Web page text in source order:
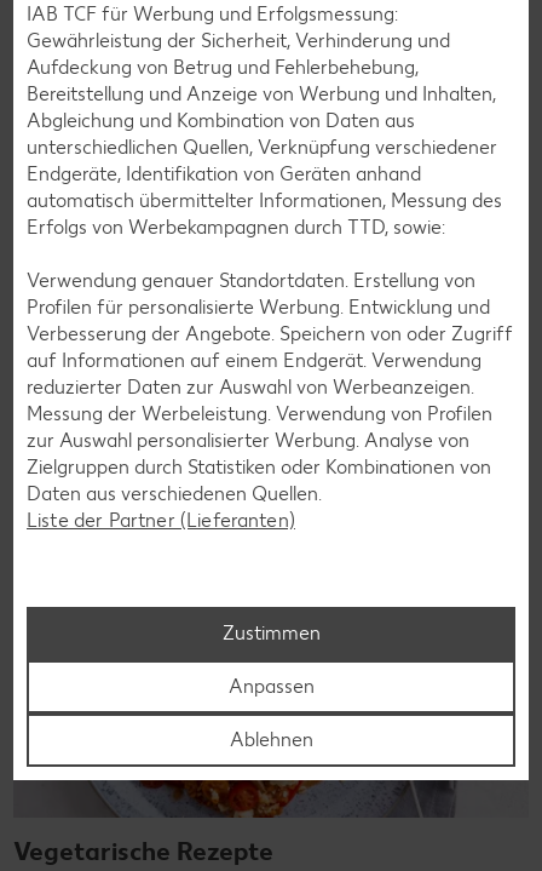
Laktosefreie Rezepte
Laktoseintoleranz muss dich kulinarisch nicht ausbremsen,
denn es geht auch ohne. Unsere laktosefreien Rezepte
bringen Vielfalt auf den Tisch – für große und kleine
Genießer, für die Lunchbox oder das Abendessen.
Rezepte entdecken
Vegetarische Rezepte
IAB TCF für Werbung und Erfolgsmessung:
Gewährleistung der Sicherheit, Verhinderung und
Aufdeckung von Betrug und Fehlerbehebung,
Bereitstellung und Anzeige von Werbung und Inhalten,
Abgleichung und Kombination von Daten aus
unterschiedlichen Quellen, Verknüpfung verschiedener
Endgeräte, Identifikation von Geräten anhand
automatisch übermittelter Informationen, Messung des
Erfolgs von Werbekampagnen durch TTD, sowie:
Verwendung genauer Standortdaten. Erstellung von
Profilen für personalisierte Werbung. Entwicklung und
Verbesserung der Angebote. Speichern von oder Zugriff
auf Informationen auf einem Endgerät. Verwendung
reduzierter Daten zur Auswahl von Werbeanzeigen.
Messung der Werbeleistung. Verwendung von Profilen
zur Auswahl personalisierter Werbung. Analyse von
Zielgruppen durch Statistiken oder Kombinationen von
Daten aus verschiedenen Quellen.
Liste der Partner (Lieferanten)
Zustimmen
Anpassen
Ablehnen